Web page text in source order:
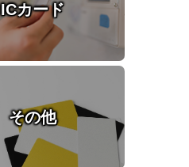
ICカード
その他